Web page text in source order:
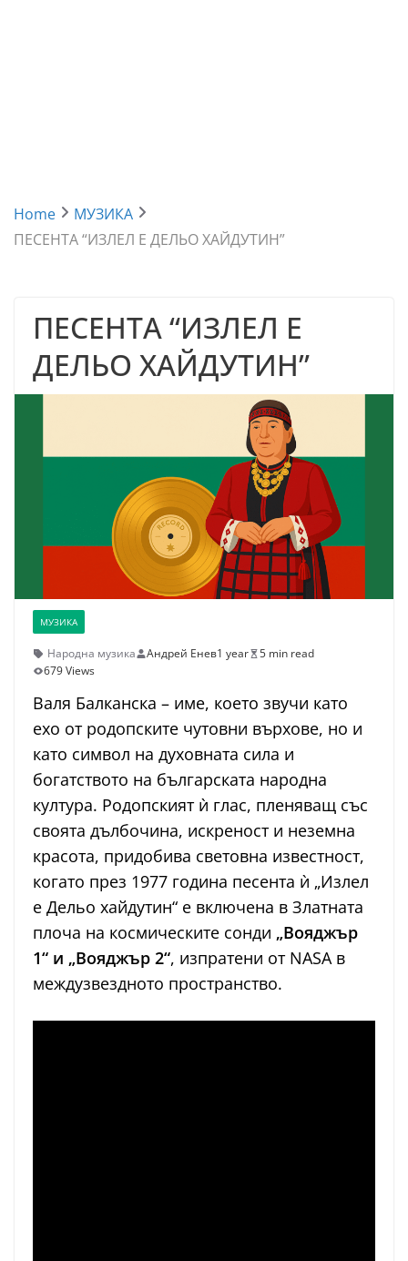
Home
МУЗИКА
ПЕСЕНТА “ИЗЛЕЛ Е ДЕЛЬО ХАЙДУТИН”
ПЕСЕНТА “ИЗЛЕЛ Е
ДЕЛЬО ХАЙДУТИН”
МУЗИКА
Народна музика Андрей Енев1 year
5 min read
679 Views
Валя Балканска – име, което звучи като
ехо от родопските чутовни върхове, но и
като символ на духовната сила и
богатството на българската народна
култура. Родопският ѝ глас, пленяващ със
своята дълбочина, искреност и неземна
красота, придобива световна известност,
когато през 1977 година песента ѝ „Излел
е Дельо хайдутин“ е включена в Златната
плоча на космическите сонди „Вояджър
1“ и „Вояджър 2“, изпратени от NASA в
междузвездното пространство.